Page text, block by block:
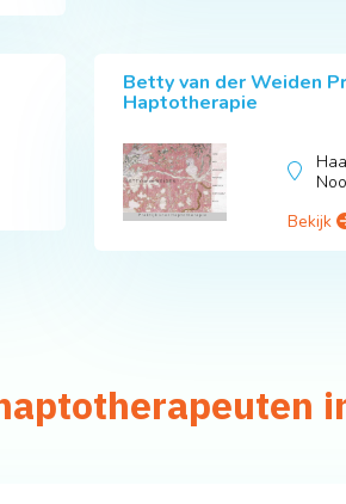
Betty van der Weiden
Haptotherapie
Bekijk